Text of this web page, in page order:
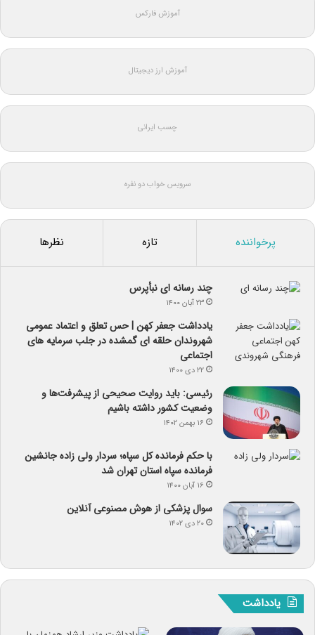
آموزش فارکس
آموزش ارز دیجیتال
چسب ایرانی
سرویس خواب دو نفره
پرخواننده تازه نظرها
چند رسانه ای نبأپرس
۲۳ آبان ۱۴۰۰
یادداشت جعفر کهن | حس تعلق و اعتماد عمومی
شهروندان حلقه ای گمشده در جلب سرمایه های
اجتماعی
۲۲ دی ۱۴۰۰
رئیسی: باید روایت صحیحی از پیشرفت‌ها و
وضعیت کشور داشته باشیم
۱۶ بهمن ۱۴۰۲
با حکم فرمانده کل سپاه؛ سردار ولی زاده جانشین
فرمانده سپاه استان تهران شد
۱۶ آبان ۱۴۰۰
سوال پزشکی از هوش مصنوعی آنلاین
۲۰ دی ۱۴۰۲
یادداشت